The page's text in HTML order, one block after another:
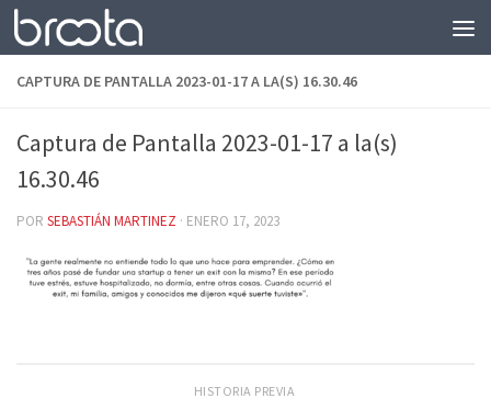
Saltar al contenido
CAPTURA DE PANTALLA 2023-01-17 A LA(S) 16.30.46
Captura de Pantalla 2023-01-17 a la(s)
16.30.46
POR SEBASTIÁN MARTINEZ · ENERO 17, 2023
HISTORIA PREVIA